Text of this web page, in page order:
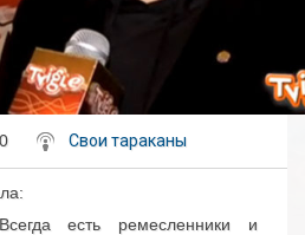
Свои тараканы
:
есть ремесленники и